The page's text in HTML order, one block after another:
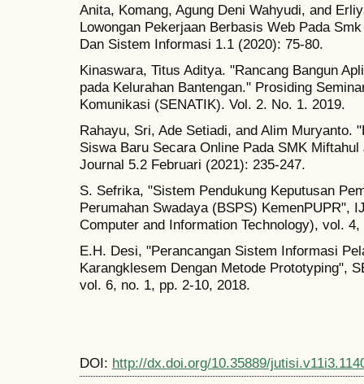
Anita, Komang, Agung Deni Wahyudi, and
Lowongan Pekerjaan Berbasis Web Pada
Dan Sistem Informasi 1.1 (2020): 75-80.
Kinaswara, Titus Aditya. "Rancang Bangun
pada Kelurahan Bantengan." Prosiding
Komunikasi (SENATIK). Vol. 2. No. 1. 2019.
Rahayu, Sri, Ade Setiadi, and Alim Muryanto.
Siswa Baru Secara Online Pada SMK
Journal 5.2 Februari (2021): 235-247.
S. Sefrika, "Sistem Pendukung Keputusan
Perumahan Swadaya (BSPS) KemenPUPR",
Computer and Information Technology), vol.
E.H. Desi, "Perancangan Sistem Informasi
Karangklesem Dengan Metode Prototyping",
vol. 6, no. 1, pp. 2-10, 2018.
DOI: http://dx.doi.org/10.35889/